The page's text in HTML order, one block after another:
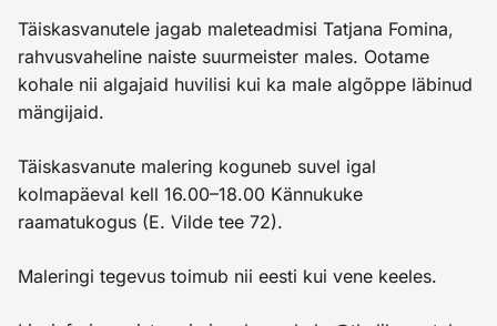
Täiskasvanutele jagab maleteadmisi Tatjana Fomina,
rahvusvaheline naiste suurmeister males. Ootame
kohale nii algajaid huvilisi kui ka male algõppe läbinud
mängijaid.
Täiskasvanute malering koguneb suvel igal
kolmapäeval kell 16.00–18.00 Kännukuke
raamatukogus (E. Vilde tee 72).
Maleringi tegevus toimub nii eesti kui vene keeles.